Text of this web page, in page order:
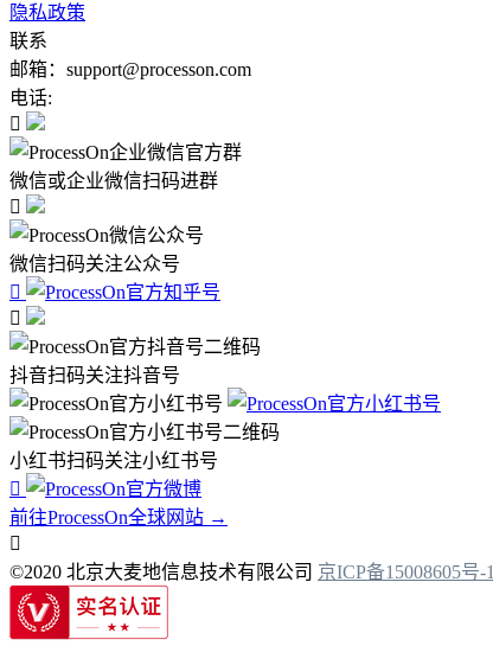
隐私政策
联系
邮箱：support@processon.com
电话:

微信或企业微信扫码进群

微信扫码关注公众号


抖音扫码关注抖音号
小红书扫码关注小红书号

前往ProcessOn全球网站 →

©2020 北京大麦地信息技术有限公司 京ICP备15008605号-1